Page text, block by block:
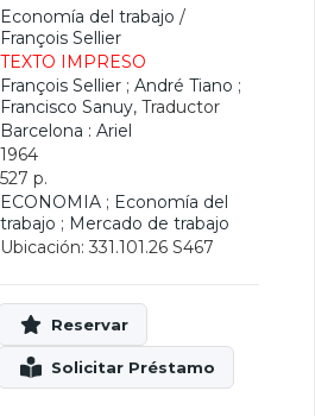
Economía del trabajo /
François Sellier
TEXTO IMPRESO
François Sellier ; André Tiano ;
Francisco Sanuy, Traductor
Barcelona : Ariel
1964
527 p.
ECONOMIA ; Economía del
trabajo ; Mercado de trabajo
Ubicación: 331.101.26 S467